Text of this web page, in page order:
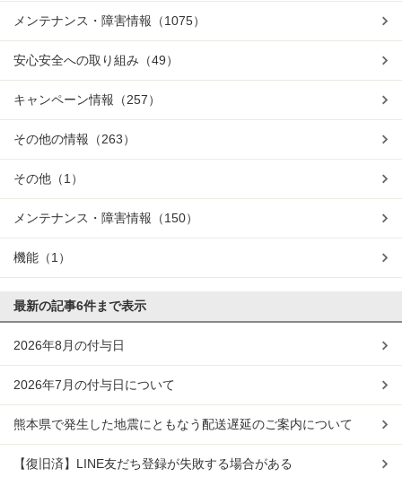
メンテナンス・障害情報 （1075）
安心安全への取り組み （49）
キャンペーン情報 （257）
その他の情報 （263）
その他 （1）
メンテナンス・障害情報 （150）
機能 （1）
最新の記事6件まで表示
2026年8月の付与日
2026年7月の付与日について
熊本県で発生した地震にともなう配送遅延のご案内について
【復旧済】LINE友だち登録が失敗する場合がある